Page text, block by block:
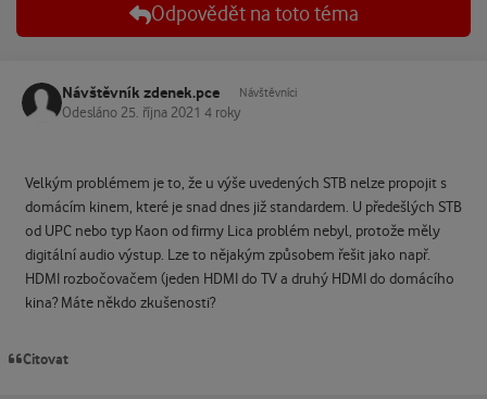
Odpovědět na toto téma
Návštěvník zdenek.pce Návštěvníci
Odesláno 25. října 2021 4 roky
Velkým problémem je to, že u výše uvedených STB nelze propojit s
domácím kinem, které je snad dnes již standardem. U předešlých STB
od UPC nebo typ Kaon od firmy Lica problém nebyl, protože měly
digitální audio výstup. Lze to nějakým způsobem řešit jako např.
HDMI rozbočovačem (jeden HDMI do TV a druhý HDMI do domácího
kina? Máte někdo zkušenosti?
Citovat